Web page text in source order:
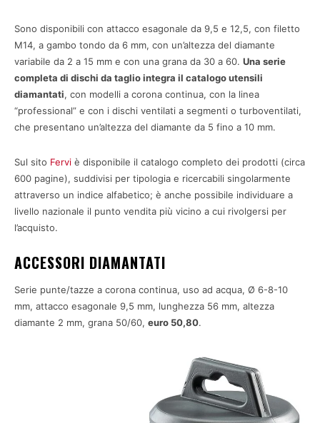
Sono disponibili con attacco esagonale da 9,5 e 12,5, con filetto
M14, a gambo tondo da 6 mm, con un’altezza del diamante
variabile da 2 a 15 mm e con una grana da 30 a 60. Una serie
completa di dischi da taglio integra il catalogo utensili
diamantati, con modelli a corona continua, con la linea
“professional” e con i dischi ventilati a segmenti o turboventilati,
che presentano un’altezza del diamante da 5 fino a 10 mm.
Sul sito Fervi è disponibile il catalogo completo dei prodotti (circa
600 pagine), suddivisi per tipologia e ricercabili singolarmente
attraverso un indice alfabetico; è anche possibile individuare a
livello nazionale il punto vendita più vicino a cui rivolgersi per
l’acquisto.
ACCESSORI DIAMANTATI
Serie punte/tazze a corona continua, uso ad acqua, Ø 6-8-10
mm, attacco esagonale 9,5 mm, lunghezza 56 mm, altezza
diamante 2 mm, grana 50/60, euro 50,80.